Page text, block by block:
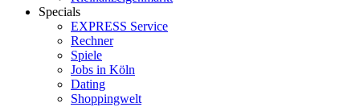
Specials
EXPRESS Service
Rechner
Spiele
Jobs in Köln
Dating
Shoppingwelt